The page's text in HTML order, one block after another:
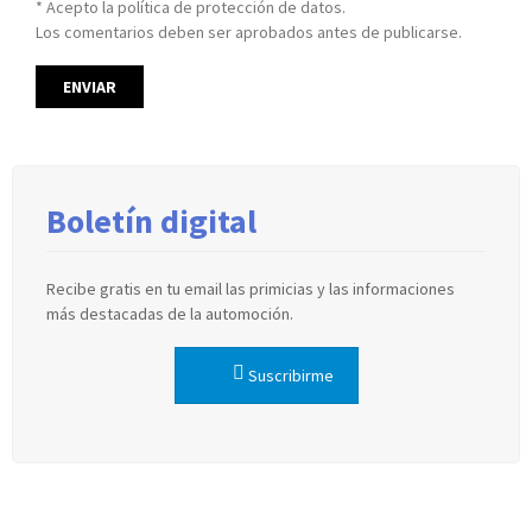
* Acepto la política de protección de datos.
Los comentarios deben ser aprobados antes de publicarse.
Boletín digital
Recibe gratis en tu email las primicias y las informaciones
más destacadas de la automoción.
Suscribirme